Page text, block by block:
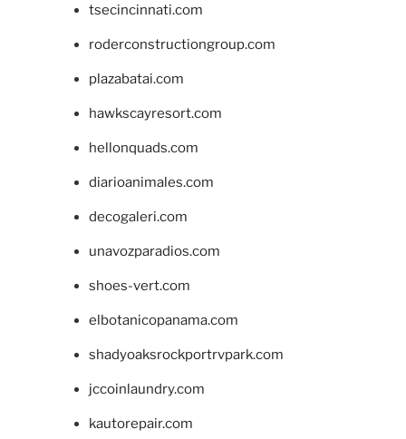
tsecincinnati.com
roderconstructiongroup.com
plazabatai.com
hawkscayresort.com
hellonquads.com
diarioanimales.com
decogaleri.com
unavozparadios.com
shoes-vert.com
elbotanicopanama.com
shadyoaksrockportrvpark.com
jccoinlaundry.com
kautorepair.com